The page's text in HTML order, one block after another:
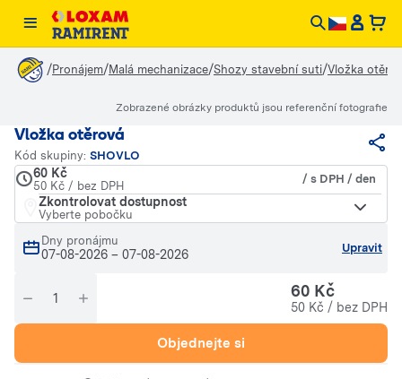
/Pronájem/Malá mechanizace/Shozy stavební suti/Vložka
Vložka otěrová
Kód skupiny: SHOVLO
60 Kč
50 Kč / bez DPH
/ s DPH / den
Zkontrolovat dostupnost
Vyberte pobočku
Dny pronájmu
07-08-2026 – 07-08-2026 Upravit
60 Kč
50 Kč / bez DPH
Objednejte si
Zobrazené obrázky produktů jsou referenční fotografie